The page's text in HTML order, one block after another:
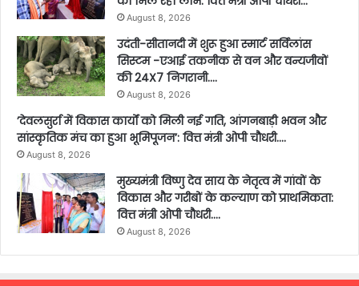
August 8, 2026
उदंती-सीतानदी में शुरू हुआ स्मार्ट सर्विलांस
सिस्टम -एआई तकनीक से वन और वन्यजीवों
की 24X7 निगरानी….
August 8, 2026
’देवलसुर्रा में विकास कार्यों को मिली नई गति, आंगनबाड़ी भवन और
सांस्कृतिक मंच का हुआ भूमिपूजन’: वित्त मंत्री ओपी चौधरी….
August 8, 2026
मुख्यमंत्री विष्णु देव साय के नेतृत्व में गांवों के
विकास और गरीबों के कल्याण को प्राथमिकता:
वित्त मंत्री ओपी चौधरी….
August 8, 2026